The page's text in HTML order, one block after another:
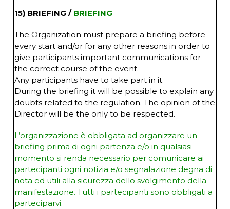
15) BRIEFING / BRIEFING
The Organization must prepare a briefing before
every start and/or for any other reasons in order to
give participants important communications for
the correct course of the event.
Any participants have to take part in it.
During the briefing it will be possible to explain any
doubts related to the regulation. The opinion of the
Director will be the only to be respected.
L’organizzazione è obbligata ad organizzare un
briefing prima di ogni partenza e/o in qualsiasi
momento si renda necessario per comunicare ai
partecipanti ogni notizia e/o segnalazione degna di
nota ed utili alla sicurezza dello svolgimento della
manifestazione. Tutti i partecipanti sono obbligati a
parteciparvi.